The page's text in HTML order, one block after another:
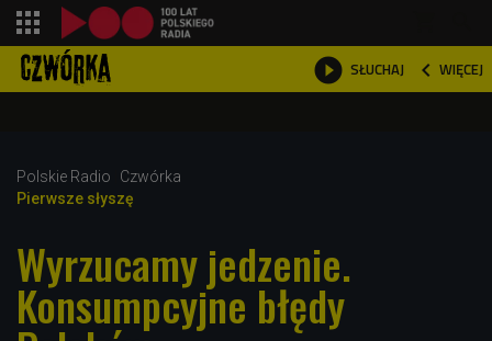
 SŁUCHAJ  WIĘCEJ

Polskie Radio
Czwórka
Pierwsze słyszę
Wyrzucamy jedzenie.
Konsumpcyjne błędy